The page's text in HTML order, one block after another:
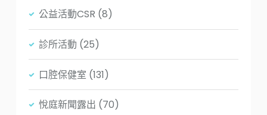
公益活動CSR (8)
診所活動 (25)
口腔保健室 (131)
悅庭新聞露出 (70)